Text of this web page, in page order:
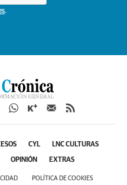
.
CYL LNC CULTURAS
OPINIÓN EXTRAS
POLÍTICA DE COOKIES